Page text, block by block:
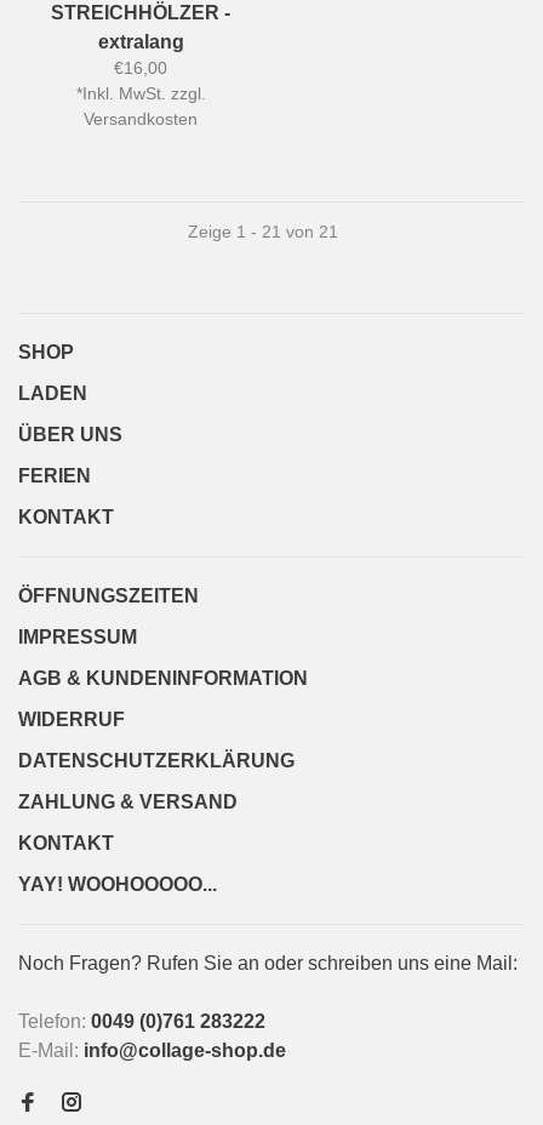
STREICHHÖLZER -
extralang
€16,00
*Inkl. MwSt. zzgl.
Versandkosten
Zeige 1 - 21 von 21
SHOP
LADEN
ÜBER UNS
FERIEN
KONTAKT
ÖFFNUNGSZEITEN
IMPRESSUM
AGB & KUNDENINFORMATION
WIDERRUF
DATENSCHUTZERKLÄRUNG
ZAHLUNG & VERSAND
KONTAKT
YAY! WOOHOOOOO...
Noch Fragen? Rufen Sie an oder schreiben uns eine Mail:
Telefon: 0049 (0)761 283222
E-Mail: info@collage-shop.de